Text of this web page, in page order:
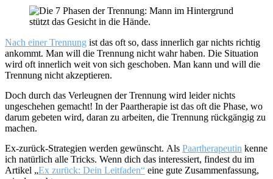
Nach einer Trennung ist das oft so, dass innerlich gar nichts richtig
ankommt. Man will die Trennung nicht wahr haben. Die Situation
wird oft innerlich weit von sich geschoben. Man kann und will die
Trennung nicht akzeptieren.
Doch durch das Verleugnen der Trennung wird leider nichts
ungeschehen gemacht! In der Paartherapie ist das oft die Phase, wo
darum gebeten wird, daran zu arbeiten, die Trennung rückgängig zu
machen.
Ex-zurück-Strategien werden gewünscht. Als Paartherapeutin kenne
ich natürlich alle Tricks. Wenn dich das interessiert, findest du im
Artikel „Ex zurück: Dein Leitfaden“ eine gute Zusammenfassung,